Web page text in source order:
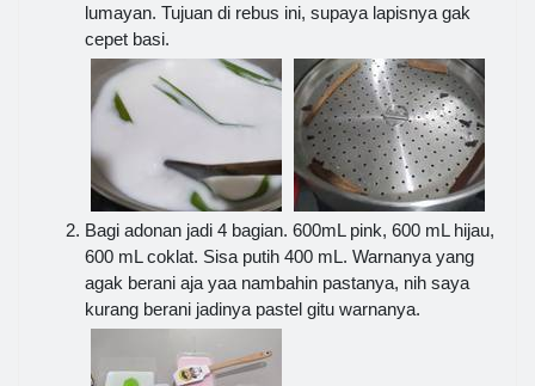
lumayan. Tujuan di rebus ini, supaya lapisnya gak
cepet basi.
Bagi adonan jadi 4 bagian. 600mL pink, 600 mL hijau,
600 mL coklat. Sisa putih 400 mL. Warnanya yang
agak berani aja yaa nambahin pastanya, nih saya
kurang berani jadinya pastel gitu warnanya.